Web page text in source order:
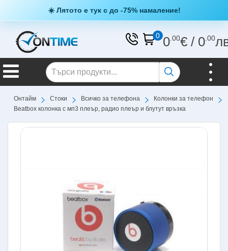
☀️ Лятото е тук с до -75% намаление!
0 0.00€/ 0.00
Онтайм Стоки Всичко за телефона
Колонки за телефон
Beatbox колонка с мп3 плеър, радио плеър и блутут връзка